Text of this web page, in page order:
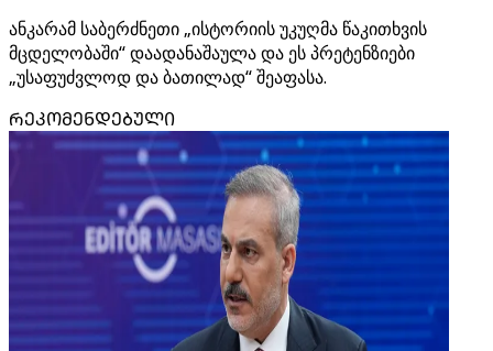
ანკარამ საბერძნეთი „ისტორიის უკუღმა წაკითხვის
მცდელობაში“ დაადანაშაულა და ეს პრეტენზიები
„უსაფუძვლოდ და ბათილად“ შეაფასა.
ᲠᲔᲙᲝᲛᲔᲜᲓᲔᲑᲣᲚᲘ